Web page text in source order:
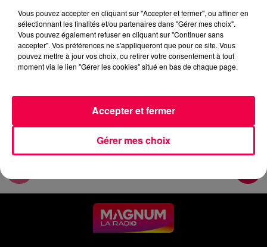
27 mai 2026 - 3 min 50 sec
MERCREDI SOIR - 27 MAI
Vous pouvez accepter en cliquant sur "Accepter et fermer", ou affiner en
sélectionnant les finalités et/ou partenaires dans "Gérer mes choix".
Vous pouvez également refuser en cliquant sur "Continuer sans
accepter". Vos préférences ne s'appliqueront que pour ce site. Vous
pouvez mettre à jour vos choix, ou retirer votre consentement à tout
moment via le lien "Gérer les cookies" situé en bas de chaque page.
Gérer mes choix
Accepter et fermer